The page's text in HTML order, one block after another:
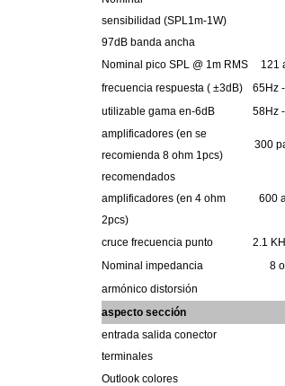
sensibilidad (SPL1m-1W)
97dB banda ancha
Nominal pico SPL @ 1m RMS 121
frecuencia respuesta ( ±3dB) 65Hz -
utilizable gama en-6dB 58Hz -
amplificadores (en se
recomienda 8 ohm 1pcs)
300
recomendados
amplificadores (en 4 ohm
2pcs)
600
cruce frecuencia punto 2.1
Nominal impedancia 8
armónico distorsión
aspecto sección
entrada salida conector
terminales
Outlook colores